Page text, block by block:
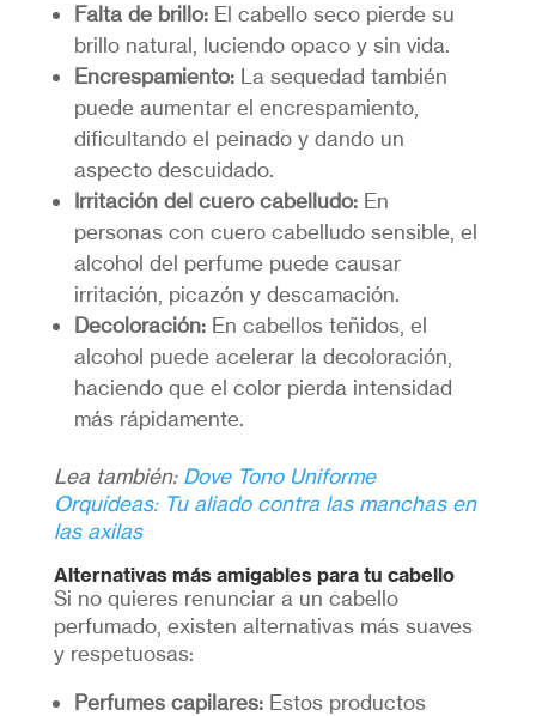
Falta de brillo:El cabello seco pierde su
brillo natural, luciendo opaco y sin vida.
Encrespamiento:La sequedad también
puede aumentar el encrespamiento,
dificultando el peinado y dando un
aspecto descuidado.
Irritación del cuero cabelludo:En
personas con cuero cabelludo sensible, el
alcohol del perfume puede causar
irritación, picazón y descamación.
Decoloración:En cabellos teñidos, el
alcohol puede acelerar la decoloración,
haciendo que el color pierda intensidad
más rápidamente.
Lea también: Dove Tono Uniforme
Orquídeas: Tu aliado contra las manchas en
las axilas
Alternativas más amigables para tu cabello
Si no quieres renunciar a un cabello
perfumado, existen alternativas más suaves
y respetuosas:
Perfumes capilares:Estos productos